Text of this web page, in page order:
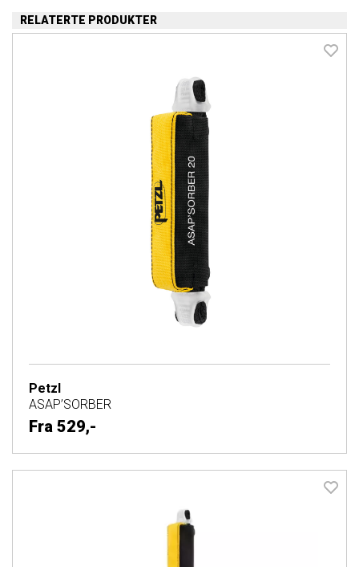
RELATERTE PRODUKTER
Petzl
ASAP’SORBER
Fra 529,-